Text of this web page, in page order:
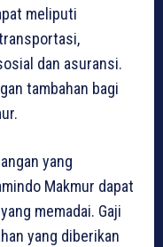
meliputi
dan asuransi.
tambahan bagi
yang
Makmur dapat
memadai. Gaji
yang diberikan